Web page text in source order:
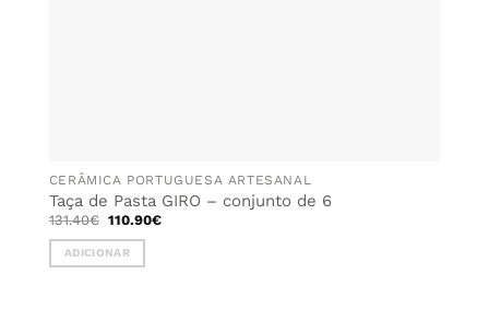
CERÂMICA PORTUGUESA ARTESANAL
Taça de Pasta GIRO – conjunto de 6
131.40€ O
original
era:
131.40€.
110.90€O
ADICIONAR